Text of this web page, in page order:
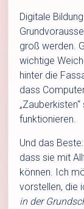
Digitale
groß werden.
wichtige
hinter die
dass
funktionieren.
Und das
dass sie mit
können. Ich
vorstellen, die
in der